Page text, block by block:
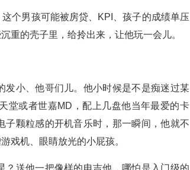
个男孩可能被房贷、KPI、孩子的成绩单压
重的壳子里，给拎出来，让他玩一会儿。
发小、他哥们儿。他小时候是不是痴迷过某
堂或者世嘉MD，配上几盘他当年最爱的卡
颗粒感的开机音乐时，那一瞬间，他就不
戏机、眼睛放光的小屁孩。
？送他一把像样的电吉他，哪怕是入门级的